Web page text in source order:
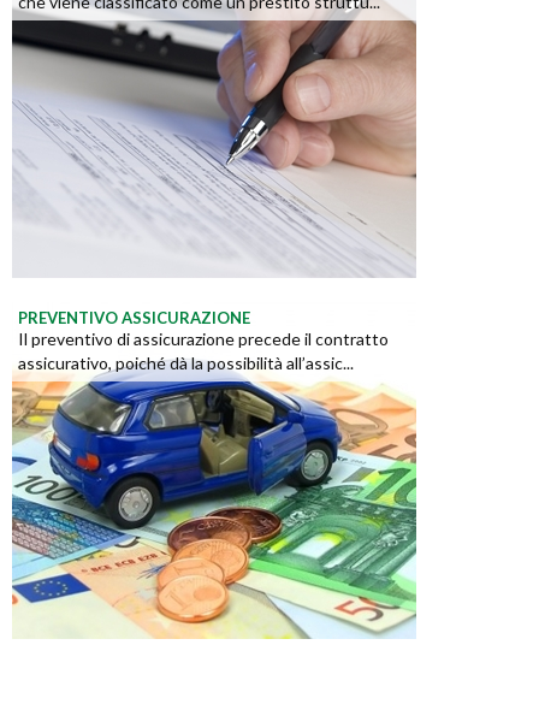
PREVENTIVO ASSICURAZIONE
Il preventivo di assicurazione precede il contratto
assicurativo, poiché dà la possibilità all’assic...